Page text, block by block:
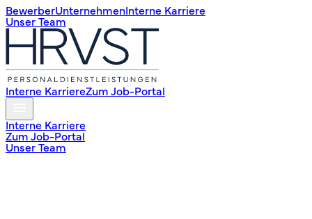
BewerberUnternehmen Interne Karriere
Unser Team
Interne KarriereZum Job-Portal
Interne Karriere
Zum Job-Portal
Unser Team